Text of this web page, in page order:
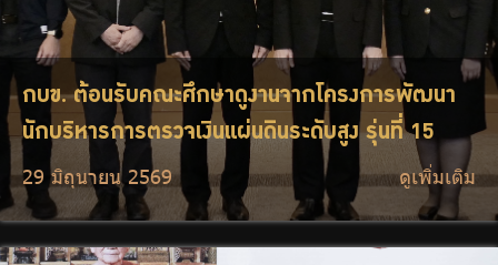
กบข. ต้อนรับคณะศึกษาดูงานจากโครงการพัฒนา
นักบริหารการตรวจเงินแผ่นดินระดับสูง รุ่นที่ 15
29 มิถุนายน 2569 ดูเพิ่มเติม